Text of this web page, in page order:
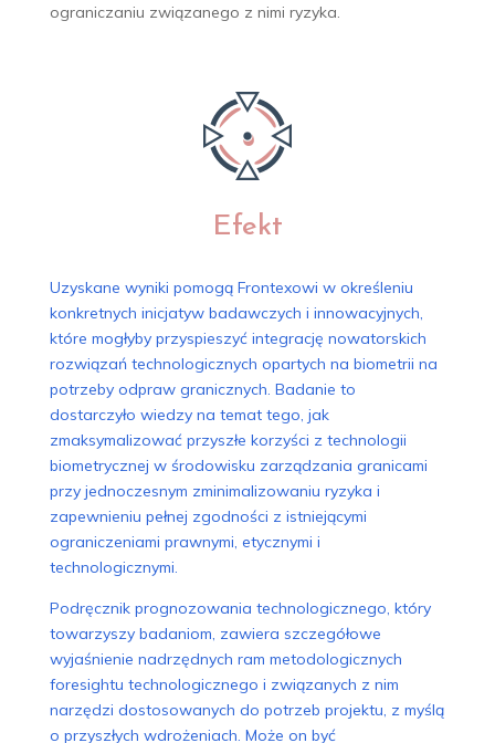
ograniczaniu związanego z nimi ryzyka.
Efekt
Uzyskane wyniki pomogą Frontexowi w określeniu
konkretnych inicjatyw badawczych i innowacyjnych,
które mogłyby przyspieszyć integrację nowatorskich
rozwiązań technologicznych opartych na biometrii na
potrzeby odpraw granicznych. Badanie to
dostarczyło wiedzy na temat tego, jak
zmaksymalizować przyszłe korzyści z technologii
biometrycznej w środowisku zarządzania granicami
przy jednoczesnym zminimalizowaniu ryzyka i
zapewnieniu pełnej zgodności z istniejącymi
ograniczeniami prawnymi, etycznymi i
technologicznymi.
Podręcznik prognozowania technologicznego, który
towarzyszy badaniom, zawiera szczegółowe
wyjaśnienie nadrzędnych ram metodologicznych
foresightu technologicznego i związanych z nim
narzędzi dostosowanych do potrzeb projektu, z myślą
o przyszłych wdrożeniach. Może on być